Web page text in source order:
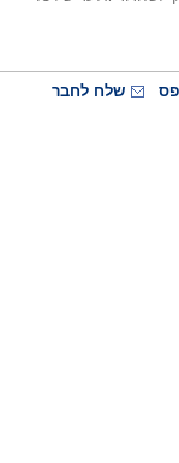
שלח לחבר